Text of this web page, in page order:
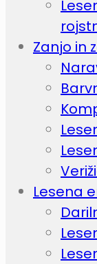
Zanjo in
Lesena